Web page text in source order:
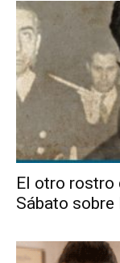
El otro rostro
Sábato sobre